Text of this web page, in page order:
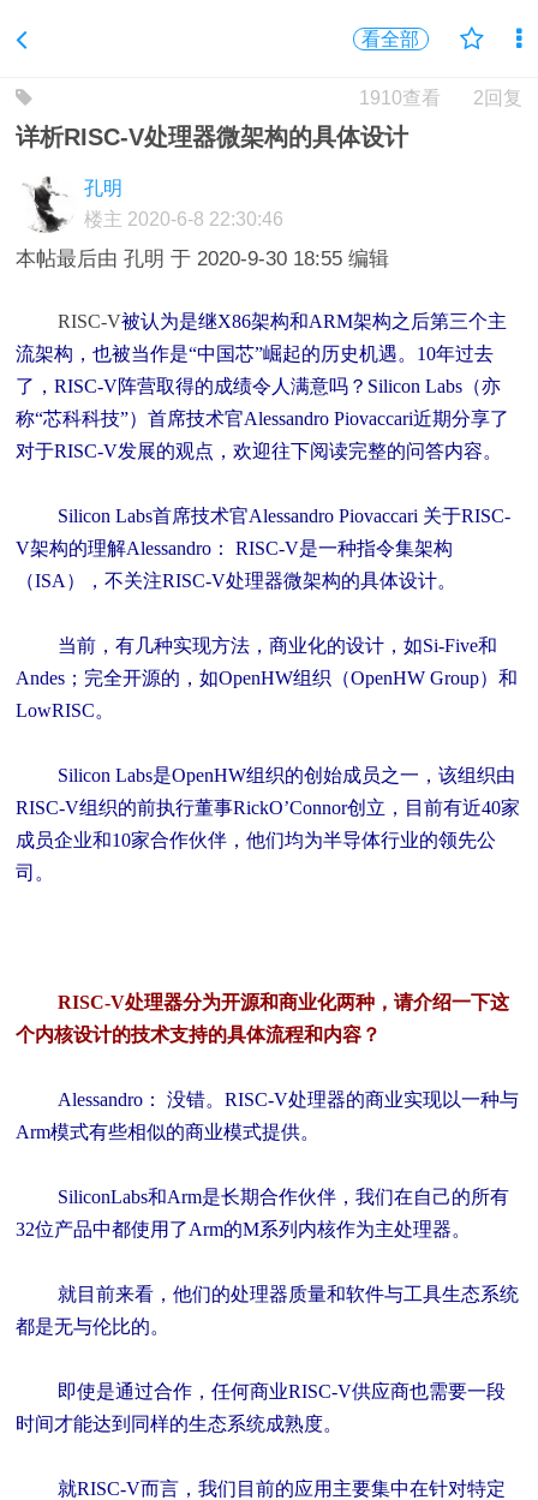
看全部
2回复
1910查看
详析RISC-V处理器微架构的具体设计
孔明
楼主 2020-6-8 22:30:46
本帖最后由 孔明 于 2020-9-30 18:55 编辑
RISC-V被认为是继X86架构和ARM架构之后第三个主
流架构，也被当作是“中国芯”崛起的历史机遇。10年过去
了，RISC-V阵营取得的成绩令人满意吗？Silicon Labs（亦
称“芯科科技”）首席技术官Alessandro Piovaccari近期分享了
对于RISC-V发展的观点，欢迎往下阅读完整的问答内容。
Silicon Labs首席技术官Alessandro Piovaccari 关于RISC-
V架构的理解Alessandro： RISC-V是一种指令集架构
（ISA），不关注RISC-V处理器微架构的具体设计。
当前，有几种实现方法，商业化的设计，如Si-Five和
Andes；完全开源的，如OpenHW组织（OpenHW Group）和
LowRISC。
Silicon Labs是OpenHW组织的创始成员之一，该组织由
RISC-V组织的前执行董事RickO’Connor创立，目前有近40家
成员企业和10家合作伙伴，他们均为半导体行业的领先公
司。
RISC-V处理器分为开源和商业化两种，请介绍一下这
个内核设计的技术支持的具体流程和内容？
Alessandro： 没错。RISC-V处理器的商业实现以一种与
Arm模式有些相似的商业模式提供。
SiliconLabs和Arm是长期合作伙伴，我们在自己的所有
32位产品中都使用了Arm的M系列内核作为主处理器。
就目前来看，他们的处理器质量和软件与工具生态系统
都是无与伦比的。
即使是通过合作，任何商业RISC-V供应商也需要一段
时间才能达到同样的生态系统成熟度。
就RISC-V而言，我们目前的应用主要集中在针对特定